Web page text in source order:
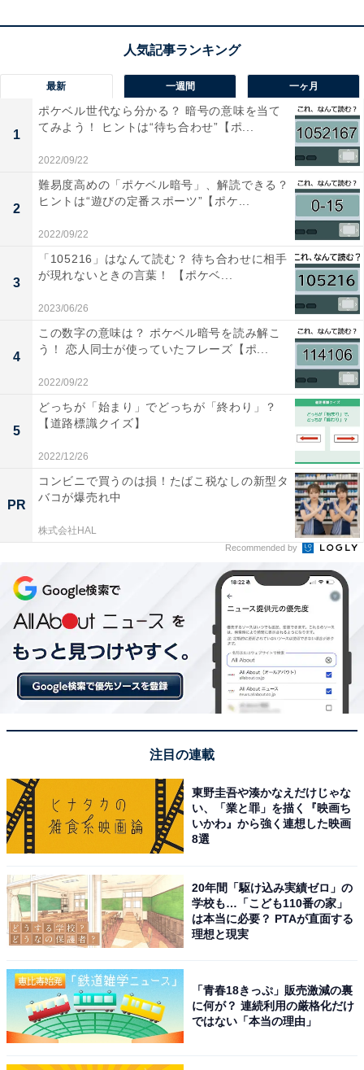
【漢字間違い探しクイズ】見つかるとスッキ
挑戦しよう
1
最新 一週間 一ヶ月
1
ポケベル世代なら分かる？ 暗号の意味を当て
てみよう！ ヒントは“待ち合わせ”【ポ...
2022/09/22
2
難易度高めの「ポケベル暗号」、解読できる？
ヒントは“遊びの定番スポーツ”【ポケ...
2022/09/22
3
「105216」はなんて読む？ 待ち合わせに相手
が現れないときの言葉！ 【ポケベ...
2023/06/26
4
この数字の意味は？ ポケベル暗号を読み解こ
う！ 恋人同士が使っていたフレーズ【ポ...
2022/09/22
5
どっちが「始まり」でどっちが「終わり」？
【道路標識クイズ】
2022/12/26
PR
コンビニで買うのは損！たばこ税なしの新型タ
バコが爆売れ中
株式会社HAL
Recommended by
注目の連載
東野圭吾や湊かなえだけじゃな
い、「業と罪」を描く『映画ち
いかわ』から強く連想した映画
8選
20年間「駆け込み実績ゼロ」の
学校も…「こども110番の家」
は本当に必要？ PTAが直面する
理想と現実
「青春18きっぷ」販売激減の裏
に何が？ 連続利用の厳格化だけ
ではない「本当の理由」